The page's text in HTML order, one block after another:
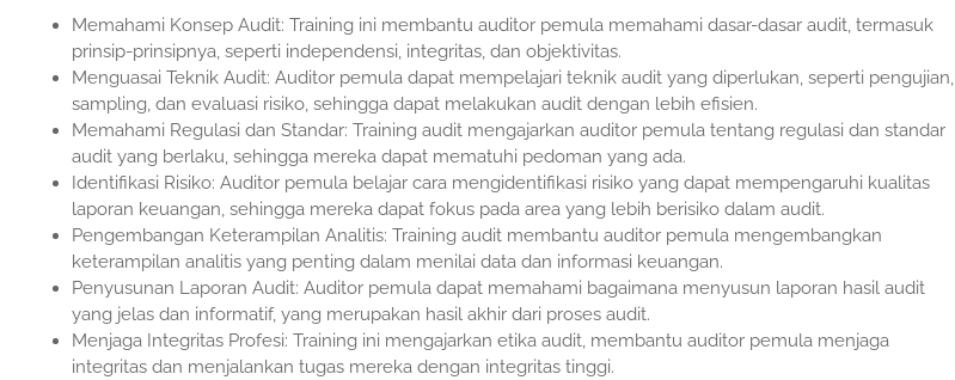
Memahami Konsep Audit: Training ini membantu auditor pemula memahami dasar-dasar audit, termasuk
prinsip-prinsipnya, seperti independensi, integritas, dan objektivitas.
Menguasai Teknik Audit: Auditor pemula dapat mempelajari teknik audit yang diperlukan, seperti pengujian,
sampling, dan evaluasi risiko, sehingga dapat melakukan audit dengan lebih efisien.
Memahami Regulasi dan Standar: Training audit mengajarkan auditor pemula tentang regulasi dan standar
audit yang berlaku, sehingga mereka dapat mematuhi pedoman yang ada.
Identifikasi Risiko: Auditor pemula belajar cara mengidentifikasi risiko yang dapat mempengaruhi kualitas
laporan keuangan, sehingga mereka dapat fokus pada area yang lebih berisiko dalam audit.
Pengembangan Keterampilan Analitis: Training audit membantu auditor pemula mengembangkan
keterampilan analitis yang penting dalam menilai data dan informasi keuangan.
Penyusunan Laporan Audit: Auditor pemula dapat memahami bagaimana menyusun laporan hasil audit
yang jelas dan informatif, yang merupakan hasil akhir dari proses audit.
Menjaga Integritas Profesi: Training ini mengajarkan etika audit, membantu auditor pemula menjaga
integritas dan menjalankan tugas mereka dengan integritas tinggi.